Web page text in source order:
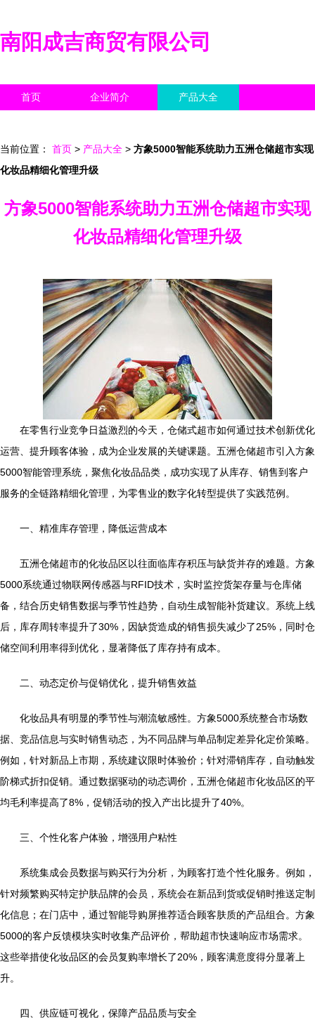
南阳成吉商贸有限公司
首页 企业简介 产品大全
当前位置： 首页 > 产品大全 > 方象5000智能系统助力五洲仓储超市实现
化妆品精细化管理升级
方象5000智能系统助力五洲仓储超市实现
化妆品精细化管理升级
在零售行业竞争日益激烈的今天，仓储式超市如何通过技术创新优化
运营、提升顾客体验，成为企业发展的关键课题。五洲仓储超市引入方象
5000智能管理系统，聚焦化妆品品类，成功实现了从库存、销售到客户
服务的全链路精细化管理，为零售业的数字化转型提供了实践范例。
一、精准库存管理，降低运营成本
五洲仓储超市的化妆品区以往面临库存积压与缺货并存的难题。方象
5000系统通过物联网传感器与RFID技术，实时监控货架存量与仓库储
备，结合历史销售数据与季节性趋势，自动生成智能补货建议。系统上线
后，库存周转率提升了30%，因缺货造成的销售损失减少了25%，同时仓
储空间利用率得到优化，显著降低了库存持有成本。
二、动态定价与促销优化，提升销售效益
化妆品具有明显的季节性与潮流敏感性。方象5000系统整合市场数
据、竞品信息与实时销售动态，为不同品牌与单品制定差异化定价策略。
例如，针对新品上市期，系统建议限时体验价；针对滞销库存，自动触发
阶梯式折扣促销。通过数据驱动的动态调价，五洲仓储超市化妆品区的平
均毛利率提高了8%，促销活动的投入产出比提升了40%。
三、个性化客户体验，增强用户粘性
系统集成会员数据与购买行为分析，为顾客打造个性化服务。例如，
针对频繁购买特定护肤品牌的会员，系统会在新品到货或促销时推送定制
化信息；在门店中，通过智能导购屏推荐适合顾客肤质的产品组合。方象
5000的客户反馈模块实时收集产品评价，帮助超市快速响应市场需求。
这些举措使化妆品区的会员复购率增长了20%，顾客满意度得分显著上
升。
四、供应链可视化，保障产品品质与安全